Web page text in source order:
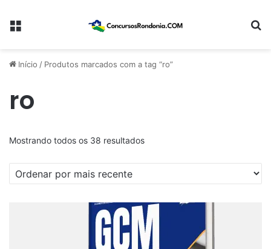
Menu
Início / Produtos marcados com a tag “ro”
ro
Mostrando todos os 38 resultadosClassificado
por
mais
recente